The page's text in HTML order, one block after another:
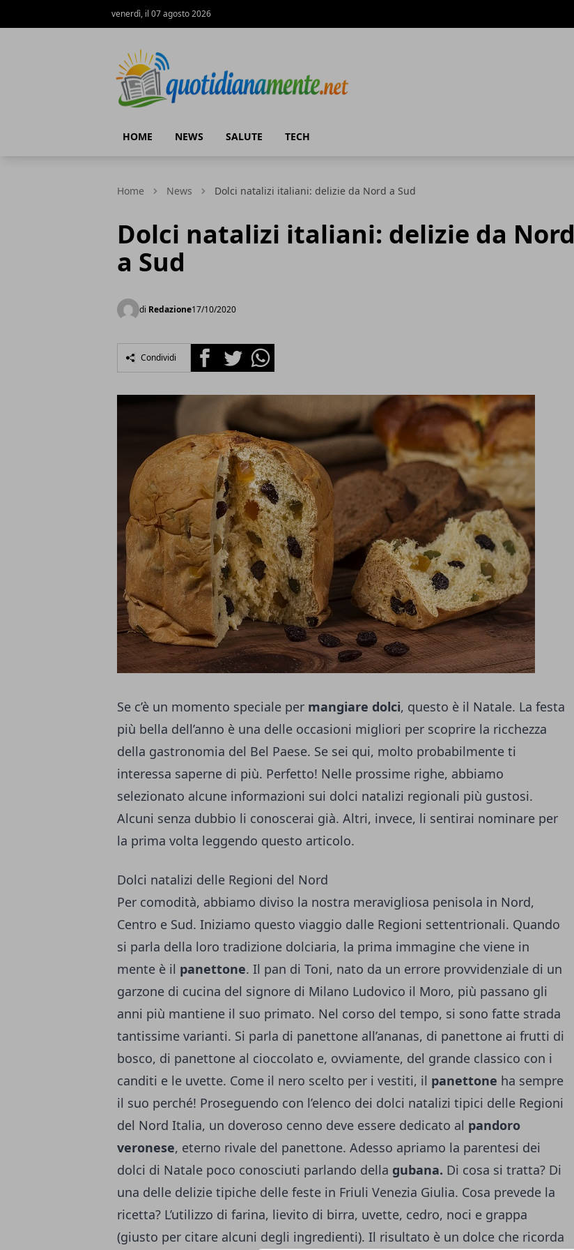
venerdì, il 07 agosto 2026
HOME NEWS SALUTE TECH
Home News Dolci natalizi italiani: delizie da Nord a Sud
Dolci natalizi italiani: delizie da Nord
a Sud
di Redazione17/10/2020
Condividi FacebookTwitterWhatsapp
Se c’è un momento speciale per mangiare dolci, questo è il Natale. La festa
più bella dell’anno è una delle occasioni migliori per scoprire la ricchezza
della gastronomia del Bel Paese. Se sei qui, molto probabilmente ti
interessa saperne di più. Perfetto! Nelle prossime righe, abbiamo
selezionato alcune informazioni sui dolci natalizi regionali più gustosi.
Alcuni senza dubbio li conoscerai già. Altri, invece, li sentirai nominare per
la prima volta leggendo questo articolo.
Dolci natalizi delle Regioni del Nord
Per comodità, abbiamo diviso la nostra meravigliosa penisola in Nord,
Centro e Sud. Iniziamo questo viaggio dalle Regioni settentrionali. Quando
si parla della loro tradizione dolciaria, la prima immagine che viene in
mente è il panettone. Il pan di Toni, nato da un errore provvidenziale di un
garzone di cucina del signore di Milano Ludovico il Moro, più passano gli
anni più mantiene il suo primato. Nel corso del tempo, si sono fatte strada
tantissime varianti. Si parla di panettone all’ananas, di panettone ai frutti di
bosco, di panettone al cioccolato e, ovviamente, del grande classico con i
canditi e le uvette. Come il nero scelto per i vestiti, il panettone ha sempre
il suo perché! Proseguendo con l’elenco dei dolci natalizi tipici delle Regioni
del Nord Italia, un doveroso cenno deve essere dedicato al pandoro
veronese, eterno rivale del panettone. Adesso apriamo la parentesi dei
dolci di Natale poco conosciuti parlando della gubana. Di cosa si tratta? Di
una delle delizie tipiche delle feste in Friuli Venezia Giulia. Cosa prevede la
ricetta? L’utilizzo di farina, lievito di birra, uvette, cedro, noci e grappa
(giusto per citare alcuni degli ingredienti). Il risultato è un dolce che ricorda